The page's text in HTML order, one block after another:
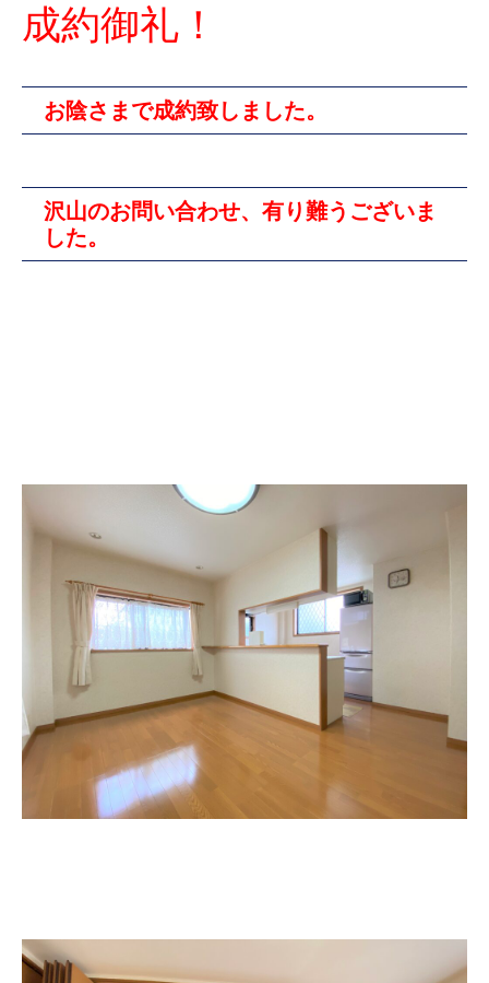
成約御礼！
お陰さまで成約致しました。
沢山のお問い合わせ、有り難うございま
した。